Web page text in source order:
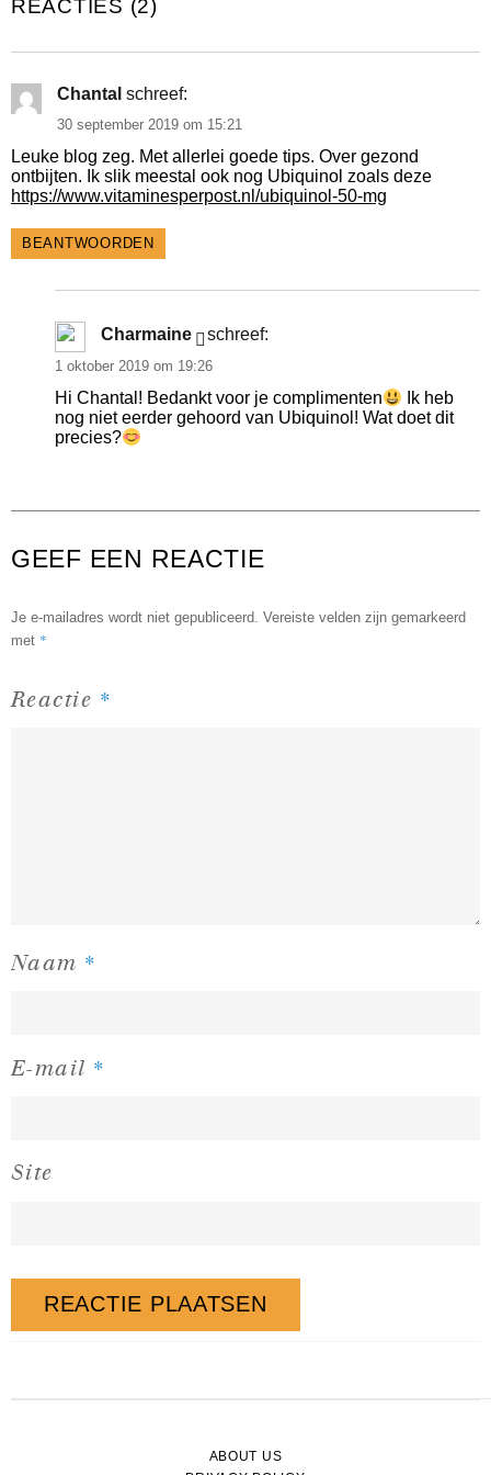
REACTIES (2)
Chantal schreef:
30 september 2019 om 15:21
Leuke blog zeg. Met allerlei goede tips. Over gezond
ontbijten. Ik slik meestal ook nog Ubiquinol zoals deze
https://www.vitaminesperpost.nl/ubiquinol-50-mg
BEANTWOORDEN
Charmaine schreef:
1 oktober 2019 om 19:26
Hi Chantal! Bedankt voor je complimenten
Ik heb
nog niet eerder gehoord van Ubiquinol! Wat doet dit
precies?
GEEF EEN REACTIE
Je e-mailadres wordt niet gepubliceerd. Vereiste velden zijn gemarkeerd
met *
Reactie *
Naam *
E-mail *
Site
ABOUT US